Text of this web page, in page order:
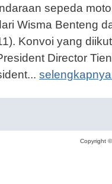
sepeda
Wisma Benteng
Konvoi yang
Director
Copyright